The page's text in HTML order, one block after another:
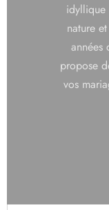
idyllique
nature
années
propose
vos